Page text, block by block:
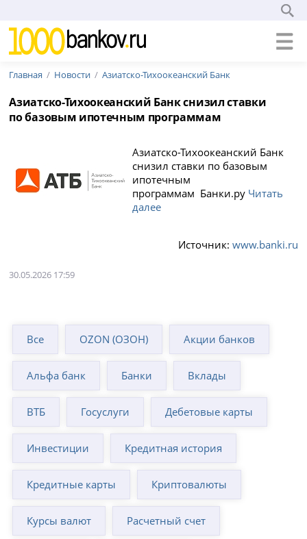
Главная Новости Азиатско-Тихоокеанский Банк
Азиатско-Тихоокеанский Банк снизил ставки
по базовым ипотечным программам
Азиатско-Тихоокеанский Банк
снизил ставки по базовым
ипотечным
программам Банки.ру Читать
далее
Источник: www.banki.ru
30.05.2026 17:59
Все OZON (ОЗОН) Акции банков
Альфа банк Банки Вклады
ВТБ Госуслуги Дебетовые карты
Инвестиции Кредитная история
Кредитные карты Криптовалюты
Курсы валют Расчетный счет